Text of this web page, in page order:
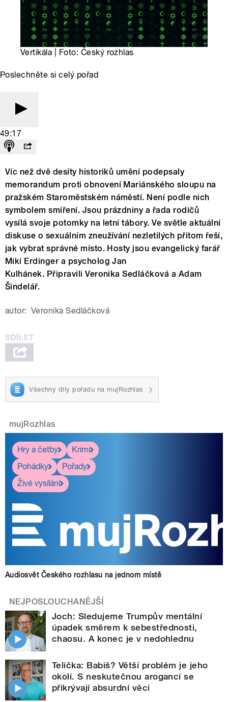
Vertikála | Foto: Český rozhlas
Poslechněte si celý pořad
49:17
Víc než dvě desíty historiků umění podepsaly
memorandum proti obnovení Mariánského sloupu na
pražském Staroměstském náměstí. Není podle nich
symbolem smíření. Jsou prázdniny a řada rodičů
vysílá svoje potomky na letní tábory. Ve světle aktuální
diskuse o sexuálním zneužívání nezletilých přitom řeší,
jak vybrat správné místo. Hosty jsou evangelický farář
Miki Erdinger a psycholog Jan
Kulhánek. Připravili Veronika Sedláčková a Adam
Šindelář.
autor: Veronika Sedláčková
Všechny díly pořadu na mujRozhlas
mujRozhlas
Hry a četby
Krimi
Pohádky
Pořady
Živé vysílání
Audiosvět Českého rozhlasu na jednom místě
NEJPOSLOUCHANĚJŠÍ
Joch: Sledujeme Trumpův mentální
úpadek směrem k sebestřednosti,
chaosu. A konec je v nedohlednu
Telička: Babiš? Větší problém je jeho
okolí. S neskutečnou arogancí se
přikrývají absurdní věci